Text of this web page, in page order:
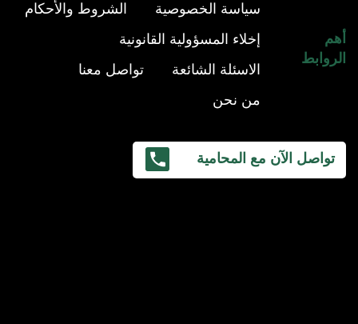
أهم
الروابط
سياسة الخصوصية
الشروط والأحكام
إخلاء المسؤولية القانونية
الاسئلة الشائعة
تواصل معنا
من نحن
تواصل الآن مع المحامية